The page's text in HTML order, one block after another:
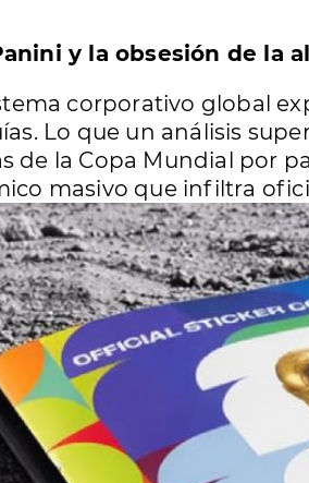
y la obsesión de la
corporativo global
Lo que un análisis
de la Copa Mundial por
masivo que infiltra